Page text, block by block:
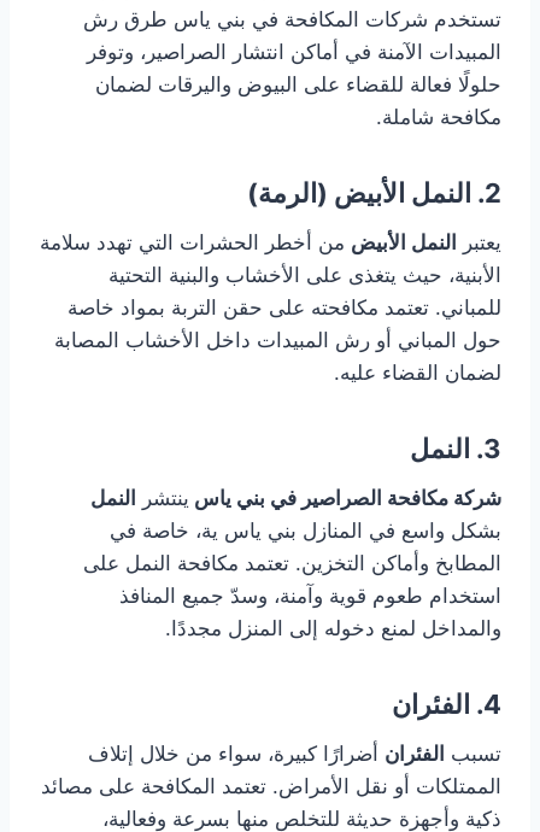
تستخدم شركات المكافحة في بني ياس طرق رش
المبيدات الآمنة في أماكن انتشار الصراصير، وتوفر
حلولًا فعالة للقضاء على البيوض واليرقات لضمان
مكافحة شاملة.
2. النمل الأبيض (الرمة)
يعتبر النمل الأبيض من أخطر الحشرات التي تهدد سلامة
الأبنية، حيث يتغذى على الأخشاب والبنية التحتية
للمباني. تعتمد مكافحته على حقن التربة بمواد خاصة
حول المباني أو رش المبيدات داخل الأخشاب المصابة
لضمان القضاء عليه.
3. النمل
شركة مكافحة الصراصير في بني ياس ينتشر النمل
بشكل واسع في المنازل بني ياس ية، خاصة في
المطابخ وأماكن التخزين. تعتمد مكافحة النمل على
استخدام طعوم قوية وآمنة، وسدّ جميع المنافذ
والمداخل لمنع دخوله إلى المنزل مجددًا.
4. الفئران
تسبب الفئران أضرارًا كبيرة، سواء من خلال إتلاف
الممتلكات أو نقل الأمراض. تعتمد المكافحة على مصائد
ذكية وأجهزة حديثة للتخلص منها بسرعة وفعالية،